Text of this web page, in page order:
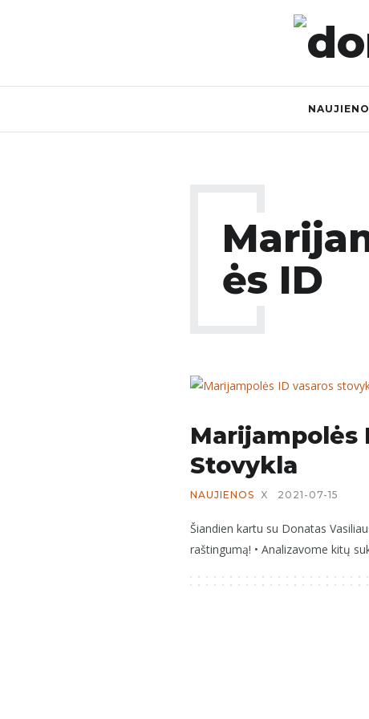
Ės ID
Marijampolės
Stovykla
NAUJIENOS X 2021-07-15
Šiandien kartu su Donatas
raštingumą! • Analizavome kitų